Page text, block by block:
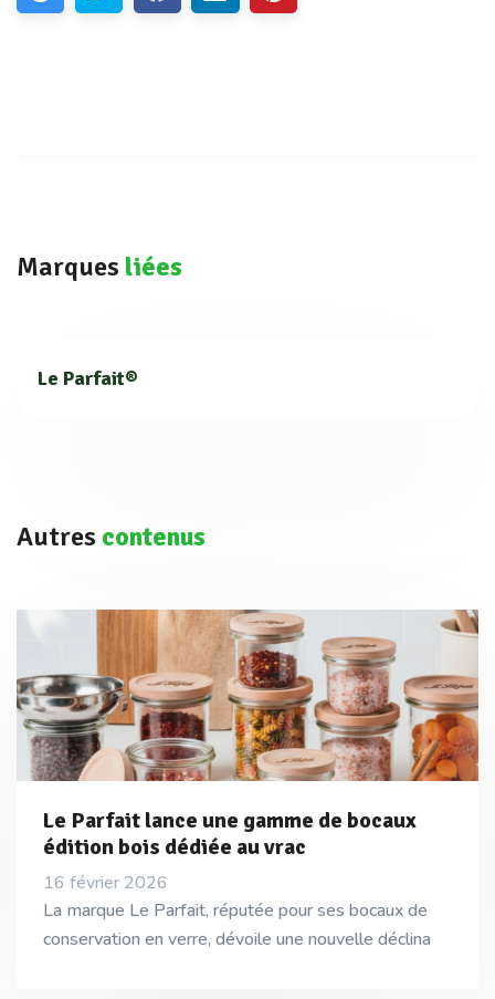
Marques liées
Le Parfait®
Autres contenus
Le Parfait lance une gamme de bocaux
édition bois dédiée au vrac
16 février 2026
La marque Le Parfait, réputée pour ses bocaux de
conservation en verre, dévoile une nouvelle déclina